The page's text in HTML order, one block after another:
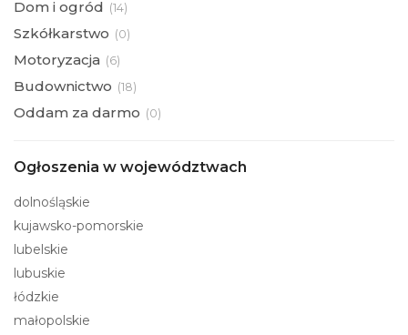
Dom i ogród (14)
Szkółkarstwo (0)
Motoryzacja (6)
Budownictwo (18)
Oddam za darmo (0)
Ogłoszenia w województwach
dolnośląskie
kujawsko-pomorskie
lubelskie
lubuskie
łódzkie
małopolskie